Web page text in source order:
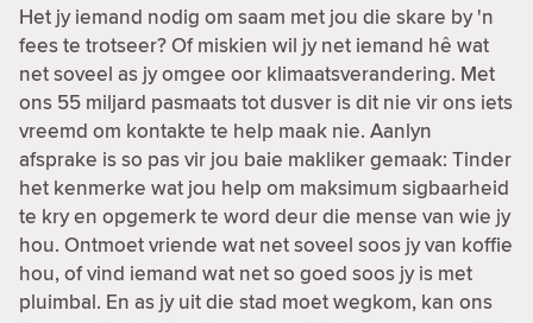
Het jy iemand nodig om saam met jou die skare by 'n
fees te trotseer? Of miskien wil jy net iemand hê wat
net soveel as jy omgee oor klimaatsverandering. Met
ons 55 miljard pasmaats tot dusver is dit nie vir ons iets
vreemd om kontakte te help maak nie. Aanlyn
afsprake is so pas vir jou baie makliker gemaak: Tinder
het kenmerke wat jou help om maksimum sigbaarheid
te kry en opgemerk te word deur die mense van wie jy
hou. Ontmoet vriende wat net soveel soos jy van koffie
hou, of vind iemand wat net so goed soos jy is met
pluimbal. En as jy uit die stad moet wegkom, kan ons